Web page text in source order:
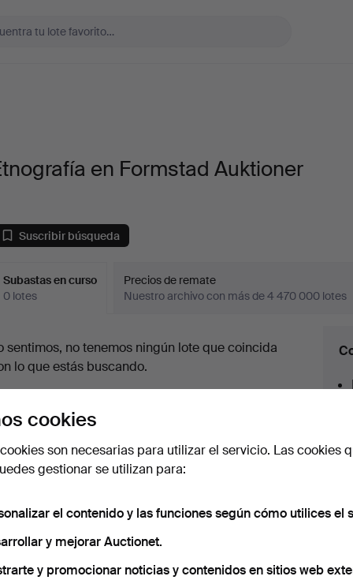
en Formstad Auktioner
Suscribir búsqueda
Subastas en curso
0 lotes
Precios de remate
Nuestro archivo con más de 4 470 000 lotes
sentimos, no tenemos ningún lote que coincida
lo que estás buscando.
tan pronto como dispongamos del lote.
archivo que coinciden con tu
cookies
son necesarias para utilizar el servicio. Las cookies
gestionar se utilizan para:
el contenido y las funciones según cómo utilices el
y mejorar Auctionet.
y promocionar noticias y contenidos en sitios web